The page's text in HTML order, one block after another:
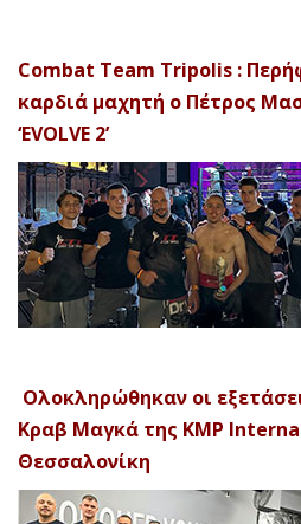
Combat Team Tripolis :
καρδιά μαχητή ο Πέτρος
‘EVOLVE 2’
Ολοκληρώθηκαν οι
Κραβ Μαγκά της KMP
Θεσσαλονίκη